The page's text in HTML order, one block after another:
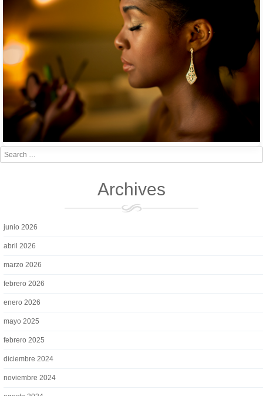
Search
Archives
junio 2026
abril 2026
marzo 2026
febrero 2026
enero 2026
mayo 2025
febrero 2025
diciembre 2024
noviembre 2024